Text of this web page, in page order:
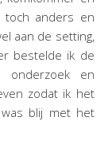
toch anders en
aan de setting,
bestelde ik de
onderzoek en
zodat ik het
blij met het